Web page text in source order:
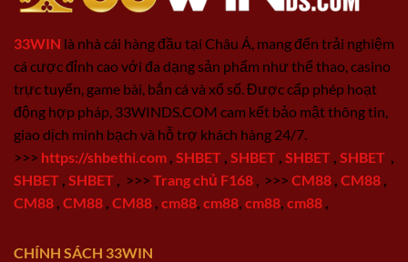
33WIN là nhà cái hàng đầu tại Châu Á, mang đến trải nghiệm
cá cược đỉnh cao với đa dạng sản phẩm như thể thao, casino
trực tuyến, game bài, bắn cá và xổ số. Được cấp phép hoạt
động hợp pháp, 33WINDS.COM cam kết bảo mật thông tin,
giao dịch minh bạch và hỗ trợ khách hàng 24/7.
>>> https://shbethi.com SHBET SHBET SHBET SHBET
SHBET SHBET >>> Trang chủ F168 >>> CM88 CM88
CM88 CM88 CM88 cm88 cm88 cm88 cm88
CHÍNH SÁCH 33WIN